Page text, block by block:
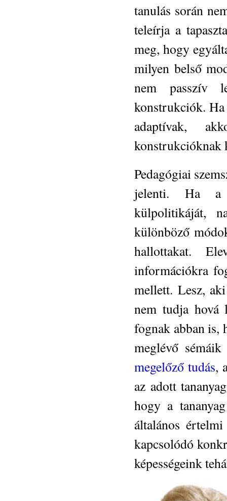
tanulás során
teleírja a
meg, hogy
milyen belső
nem passzív
konstrukciók. Ha
adaptívak,
konstrukcióknak
Pedagógiai
jelenti. Ha a
külpolitikáját,
különböző
hallottakat.
információkra
mellett. Lesz,
nem tudja hová
fognak abban
meglévő
megelőző tudás,
az adott
hogy a
általános
kapcsolódó
képességeink